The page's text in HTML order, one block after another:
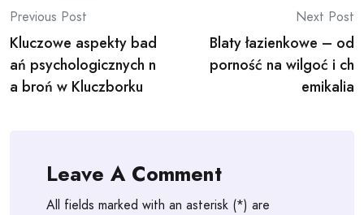
Post
navigation
Previous Post
Kluczowe aspekty bad
ań psychologicznych n
a broń w Kluczborku
Next Post
Blaty łazienkowe – od
porność na wilgoć i ch
emikalia
Leave A Comment
All fields marked with an asterisk (*) are